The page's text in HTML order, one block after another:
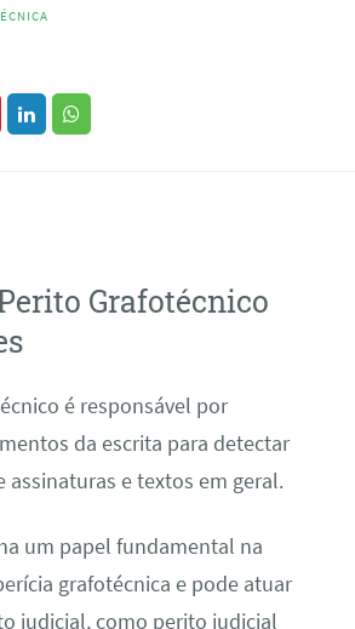
Grafotécnico
é responsável por
da escrita para detectar
assinaturas e textos em geral.
um papel fundamental na
grafotécnica e pode atuar
judicial, como perito judicial